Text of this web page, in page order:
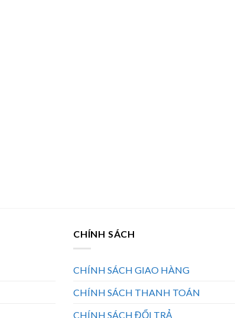
CHÍNH SÁCH
CHÍNH SÁCH GIAO HÀNG
CHÍNH SÁCH THANH TOÁN
CHÍNH SÁCH ĐỔI TRẢ